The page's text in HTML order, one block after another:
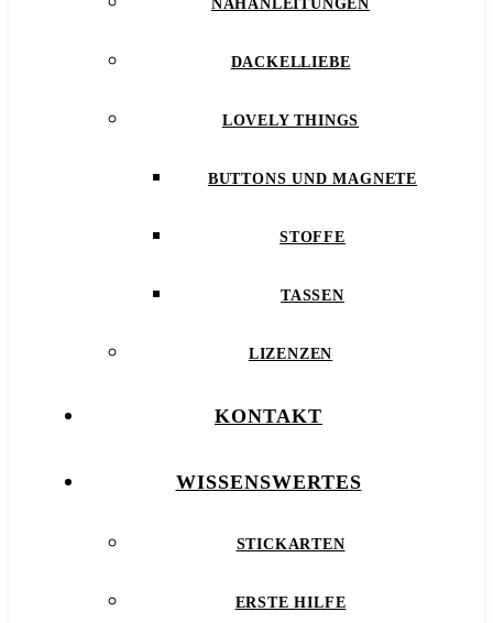
NÄHANLEITUNGEN
DACKELLIEBE
LOVELY THINGS
BUTTONS UND MAGNETE
STOFFE
TASSEN
LIZENZEN
KONTAKT
WISSENSWERTES
STICKARTEN
ERSTE HILFE